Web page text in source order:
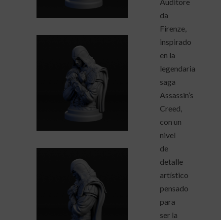
da
Firenze,
inspirado
en la
legendaria
saga
Assassin’s
Creed,
con un
nivel
de
detalle
artístico
pensado
para
ser la